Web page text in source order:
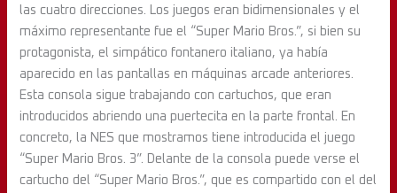
las cuatro direcciones. Los juegos eran bidimensionales y el
máximo representante fue el “Super Mario Bros.”, si bien su
protagonista, el simpático fontanero italiano, ya había
aparecido en las pantallas en máquinas arcade anteriores.
Esta consola sigue trabajando con cartuchos, que eran
introducidos abriendo una puertecita en la parte frontal. En
concreto, la NES que mostramos tiene introducida el juego
“Super Mario Bros. 3”. Delante de la consola puede verse el
cartucho del “Super Mario Bros.”, que es compartido con el del